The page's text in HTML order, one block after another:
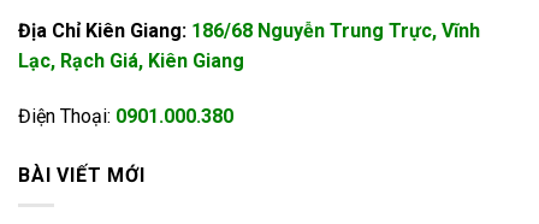
Địa Chỉ Kiên Giang: 186/68 Nguyễn Trung Trực, Vĩnh
Lạc, Rạch Giá, Kiên Giang
Điện Thoại: 0901.000.380
BÀI VIẾT MỚI